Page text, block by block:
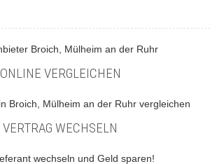
ONLINE VERGLEICHEN
VERTRAG WECHSELN